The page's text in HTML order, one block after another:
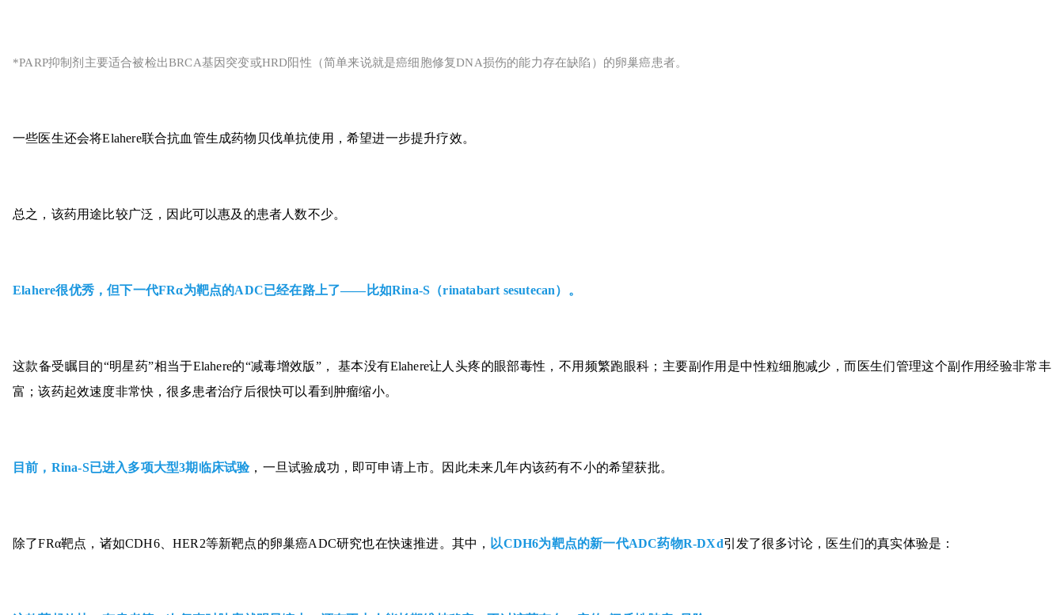
*PARP抑制剂主要适合被检出BRCA基因突变或HRD阳性（简单来说就是癌细胞修复DNA损伤的能力存在缺陷）的卵巢癌患者。
一些医生还会将Elahere联合抗血管生成药物贝伐单抗使用，希望进一步提升疗效。
总之，该药用途比较广泛，因此可以惠及的患者人数不少。
Elahere很优秀，但下一代FRα为靶点的ADC已经在路上了——比如Rina-S（rinatabart sesutecan）。
这款备受瞩目的“明星药”相当于Elahere的“减毒增效版”， 基本没有Elahere让人头疼的眼部毒性，不用频繁跑眼科；主要副作用是中性粒细胞减少，而医生们管理这个副作用经验非常丰
富；该药起效速度非常快，很多患者治疗后很快可以看到肿瘤缩小。
目前，Rina-S已进入多项大型3期临床试验，一旦试验成功，即可申请上市。因此未来几年内该药有不小的希望获批。
除了FRα靶点，诸如CDH6、HER2等新靶点的卵巢癌ADC研究也在快速推进。其中， 以CDH6为靶点的新一代ADC药物R-DXd引发了很多讨论，医生们的真实体验是：